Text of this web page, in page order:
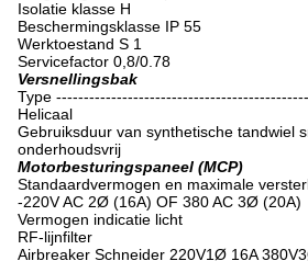
Isolatie klasse H
Beschermingsklasse IP 55
Werktoestand S 1
Servicefactor 0,8/0.78
Versnellingsbak
Type
Helicaal
Gebruiksduur van synthetische tandwiel
onderhoudsvrij
Motorbesturingspaneel (MCP)
Standaardvermogen en maximale
-220V AC 2Ø (16A) OF 380 AC 3Ø (20A)
Vermogen indicatie licht
RF-lijnfilter
Airbreaker Schneider 220V1Ø 16A